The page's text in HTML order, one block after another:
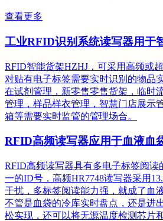
查看更多
工业RFID识别系统读写器用于
RFID智能货架HZHJ，可采用高频或
对贴有电子标签需要实时识别的物品
在试剂管理，新零售零售货架，临时
管理，样品样衣管理，智慧门店展示
箱等需要实时监管的管理场合。
RFID高频读写器应用于血液血
RFID高频读写器具有多电子标签阅读
一的ID号，高频HR7748读写器采用
干扰，多标签阅读能力强，就成了血
不管是血袋的冷库实时盘点，还是进
松实现，还可以将无源温度检测芯片